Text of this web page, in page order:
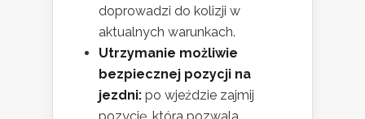
doprowadzi do kolizji w
aktualnych warunkach.
Utrzymanie możliwie
bezpiecznej pozycji na
jezdni: po wjeździe zajmij